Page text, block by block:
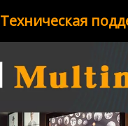
Техническая